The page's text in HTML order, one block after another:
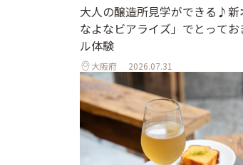
大人の醸造所見学ができる♪新
なよなビアライズ」でとって
ル体験
大阪府 2026.07.31